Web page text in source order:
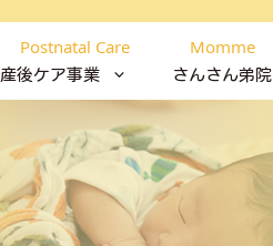
Postnatal Care
産後ケア事業
Momme
さんさん弟院